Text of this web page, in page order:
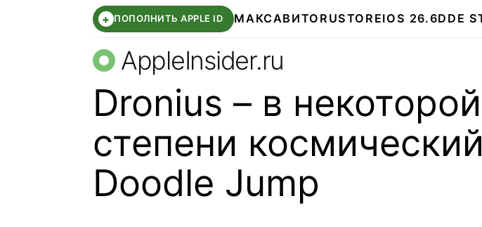
+ ПОПОЛНИТЬ APPLE ID МАКСАВИТО RUSTOREIOS 26.6DDE
AppleInsider.ru
Dronius – в некоторой
степени
Doodle Jump